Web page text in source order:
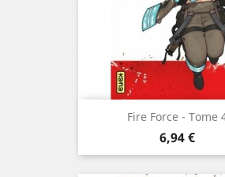
Fire Force - Tome
Prix
6,94 €